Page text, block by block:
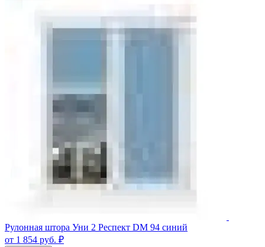
Рулонная штора Уни 2 Респект DM 94 синий
от 1 854 руб. ₽